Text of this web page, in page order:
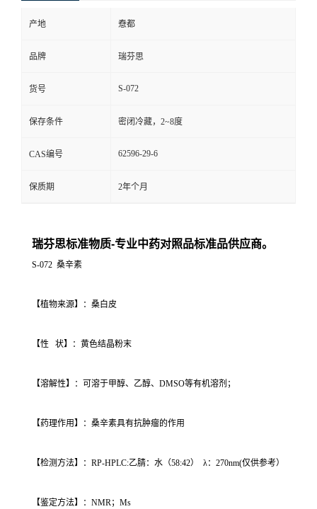
产地 憃都
品牌 瑞芬思
货号 S-072
保存条件 密闭冷藏，2~8度
CAS编号 62596-29-6
保质期 2年个月
瑞芬思标准物质-专业中药对照品标准品供应商。
S-072 桑辛素
【植物来源】：桑白皮
【性 状】：黄色结晶粉末
【溶解性】：可溶于甲醇、乙醇、DMSO等有机溶剂；
【药理作用】：桑辛素具有抗肿瘤的作用
【检测方法】：RP-HPLC:乙腈：水（58:42） λ：270nm(仅供参考）
【鉴定方法】：NMR；Ms